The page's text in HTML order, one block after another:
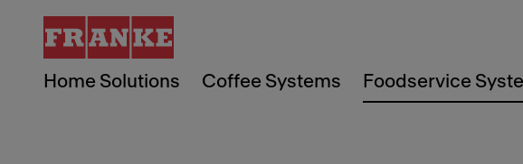
Home Solutions Coffee Systems Foodservice